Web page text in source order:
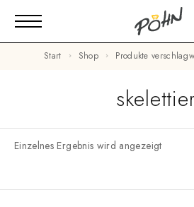
Start Shop Produkte
Einzelnes Ergebnis wird angezeigt